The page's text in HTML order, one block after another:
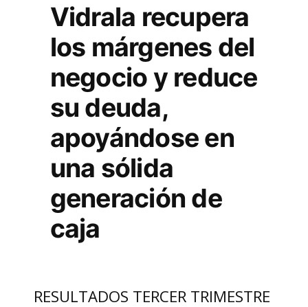
Vidrala recupera
los márgenes del
negocio y reduce
su deuda,
apoyándose en
una sólida
generación de
caja
RESULTADOS TERCER TRIMESTRE